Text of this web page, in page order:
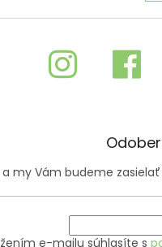
my Vám budeme
e-mailu súhlasíte s